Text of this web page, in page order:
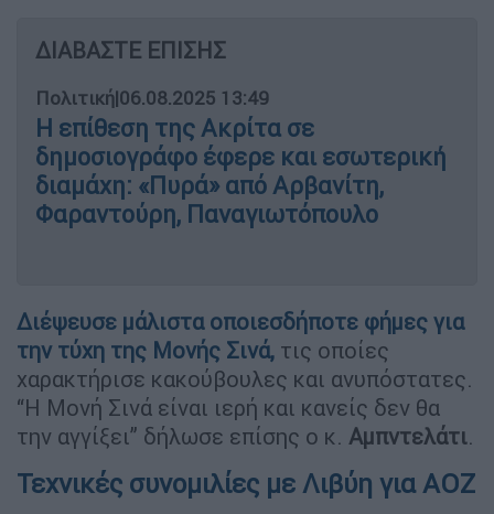
ΔΙΑΒΑΣΤΕ ΕΠΙΣΗΣ
Πολιτική|06.08.2025 13:49
Η επίθεση της Ακρίτα σε
δημοσιογράφο έφερε και εσωτερική
διαμάχη: «Πυρά» από Αρβανίτη,
Φαραντούρη, Παναγιωτόπουλο
Διέψευσε μάλιστα οποιεσδήποτε φήμες για
την τύχη της Μονής Σινά, τις οποίες
χαρακτήρισε κακούβουλες και ανυπόστατες.
“Η Μονή Σινά είναι ιερή και κανείς δεν θα
την αγγίξει” δήλωσε επίσης ο κ. Αμπντελάτι.
Τεχνικές συνομιλίες με Λιβύη για ΑΟΖ